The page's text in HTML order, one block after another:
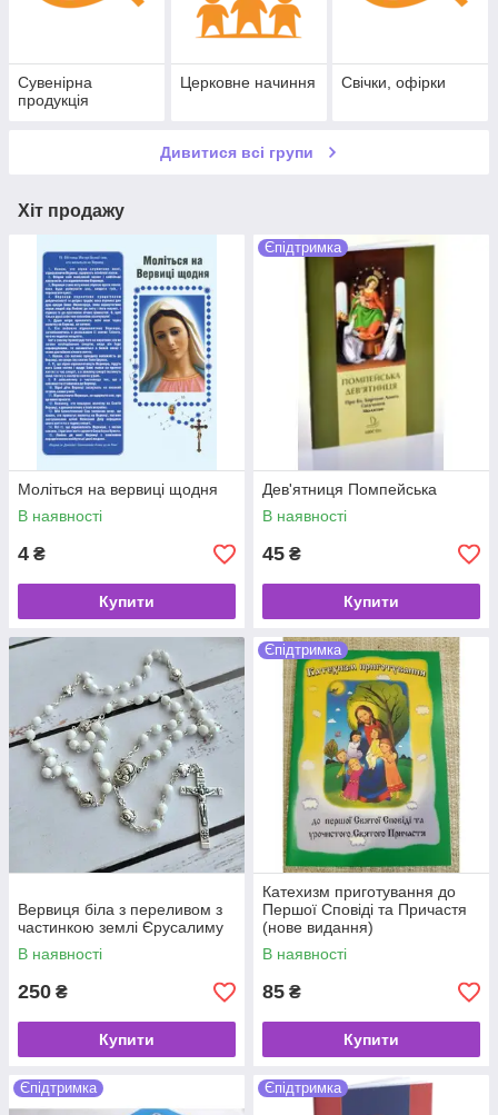
Сувенірна
продукція
Церковне начиння Свічки, офірки
Дивитися всі групи
Хіт продажу
Моліться на вервиці щодня
В наявності
4 ₴
Купити
Єпідтримка
Дев'ятниця Помпейська
В наявності
45 ₴
Купити
Вервиця біла з переливом з
частинкою землі Єрусалиму
В наявності
250 ₴
Купити
Єпідтримка
Катехизм приготування до
Першої Сповіді та Причастя
(нове видання)
В наявності
85 ₴
Купити
Єпідтримка Єпідтримка